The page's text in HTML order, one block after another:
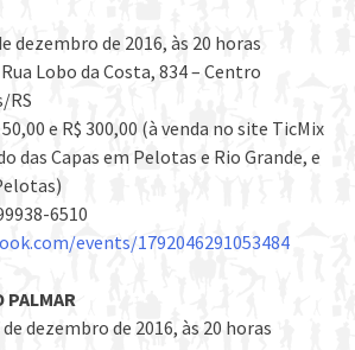
dezembro de 2016, às 20 horas
Lobo da Costa, 834 – Centro
RS
e R$ 300,00 (à venda no site TicMix
das Capas em Pelotas e Rio Grande, e
6510
events/1792046291053484
PALMAR
dezembro de 2016, às 20 horas